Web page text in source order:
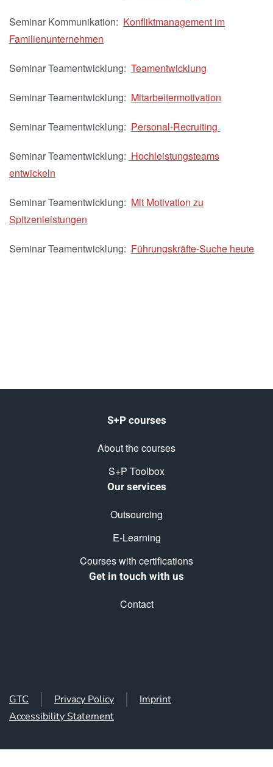
Seminar Kommunikation: Konfliktmanagement im
Familienunternehmen
Seminar Teamentwicklung: Teamentwicklung
Seminar Teamentwicklung: Mitarbeitermotivation
Seminar Teamentwicklung: Personal-Recruiting
Seminar Teamentwicklung: Hochleistungsteams
entwickeln
Seminar Teamentwicklung: Mit Motivation zu
Spitzenleistungen
Seminar Teamentwicklung: Führungskräfte-Suche heute
S+P courses
About the courses
S+P Toolbox
Our services
Outsourcing
E-Learning
Courses with certifications
Get in touch with us
Contact
GTC Privacy Policy
Imprint
Accessibility Statement